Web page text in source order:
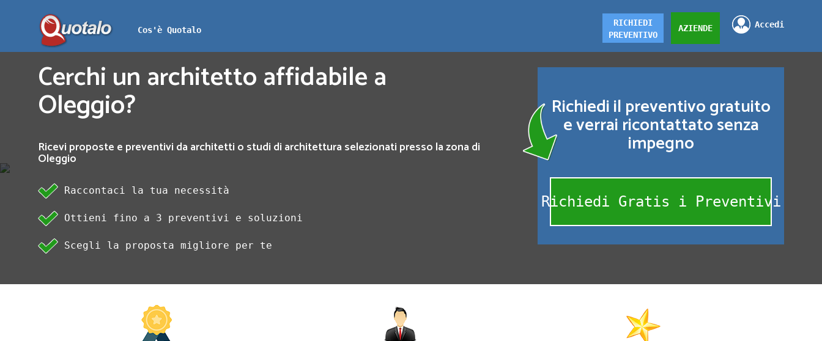
Cos'è Quotalo
Accedi
AZIENDE
RICHIEDI
PREVENTIVO
Cerchi un architetto affidabile a
Oleggio?
Ricevi proposte e preventivi da architetti o studi di architettura selezionati presso la zona di
Oleggio
Raccontaci la tua necessità
Ottieni fino a 3 preventivi e soluzioni
Scegli la proposta migliore per te
Richiedi il preventivo gratuito
e verrai ricontattato senza
impegno
Richiedi Gratis i Preventivi